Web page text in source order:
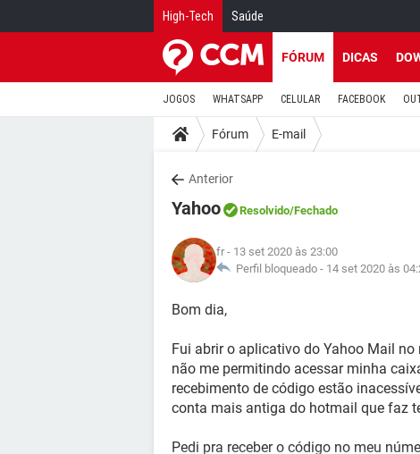
High-Tech Saúde
FÓRUM DICAS
JOGOS WHATSAPP CELULAR FACEBOOK
Fórum E-mail
Anterior
Yahoo Resolvido/Fechado
fr - 13 set 2020 às 23:00
Perfil bloqueado - 14 set 2020 às
Bom dia,
Fui abrir o aplicativo do Yahoo Mail
não me permitindo acessar minha
recebimento de código estão
conta mais antiga do hotmail que faz
Pedi pra receber o código no meu